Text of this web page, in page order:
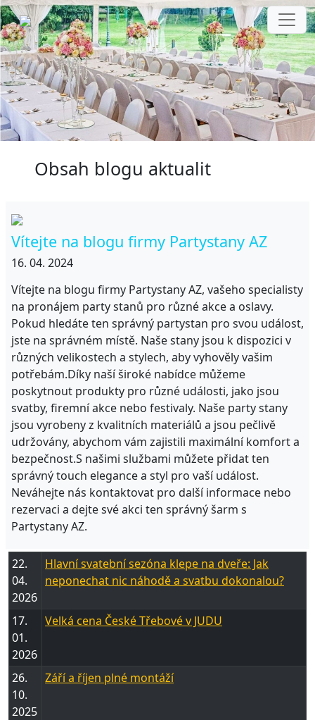
Obsah blogu aktualit
Vítejte na blogu firmy Partystany AZ
16. 04. 2024
Vítejte na blogu firmy Partystany AZ, vašeho specialisty
na pronájem party stanů pro různé akce a oslavy.
Pokud hledáte ten správný partystan pro svou událost,
jste na správném místě. Naše stany jsou k dispozici v
různých velikostech a stylech, aby vyhověly vašim
potřebám.Díky naší široké nabídce můžeme
poskytnout produkty pro různé události, jako jsou
svatby, firemní akce nebo festivaly. Naše party stany
jsou vyrobeny z kvalitních materiálů a jsou pečlivě
udržovány, abychom vám zajistili maximální komfort a
bezpečnost.S našimi službami můžete přidat ten
správný touch elegance a styl pro vaší událost.
Neváhejte nás kontaktovat pro další informace nebo
rezervaci a dejte své akci ten správný šarm s
Partystany AZ.
22.
04.
2026
Hlavní svatební sezóna klepe na dveře: Jak
neponechat nic náhodě a svatbu dokonalou?
17.
01.
2026
Velká cena České Třebové v JUDU
26.
10.
2025
Září a říjen plné montáží